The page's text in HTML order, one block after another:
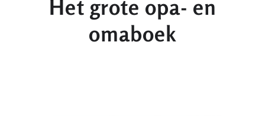
Het grote opa- en
omaboek